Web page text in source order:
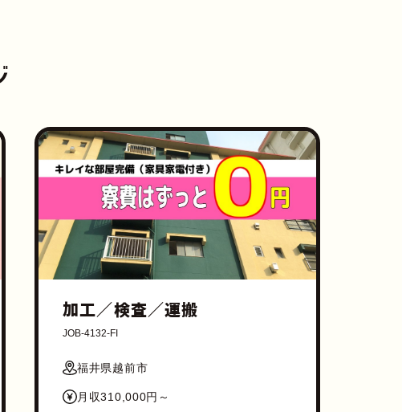
加工／検査／運搬
JOB-4132-FI
福井県越前市
月収310,000円～